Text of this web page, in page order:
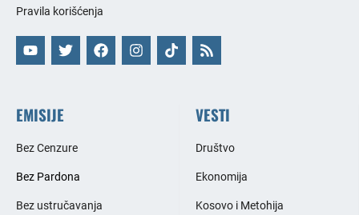
Pravila korišćenja
EMISIJE
Bez Cenzure
Bez Pardona
Bez ustručavanja
VESTI
Društvo
Ekonomija
Kosovo i Metohija